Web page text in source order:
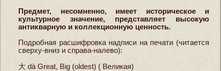
Предмет, несомненно, имеет историческое и
культурное значение, представляет высокую
антикварную и коллекционную ценность.
Подробная расшифровка надписи на печати (читается
сверху-вниз и справа-налево):
大 dà Great, Big (oldest) ( Великая)